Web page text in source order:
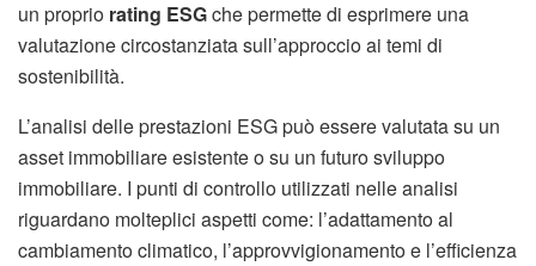
un proprio rating ESGche permette di esprimere una
valutazione circostanziata sull’approccio ai temi di
sostenibilità.
L’analisi delle prestazioni ESG può essere valutata su un
asset immobiliare esistente o su un futuro sviluppo
immobiliare. I punti di controllo utilizzati nelle analisi
riguardano molteplici aspetti come: l’adattamento al
cambiamento climatico, l’approvvigionamento e l’efficienza